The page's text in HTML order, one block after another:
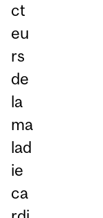
ct
eu
rs
de
la
ma
lad
ie
ca